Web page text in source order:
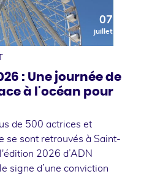
07
juillet
: Une journée de
à l'océan pour
de 500 actrices et
se sont retrouvés à Saint-
2026 d’ADN
signe d’une conviction